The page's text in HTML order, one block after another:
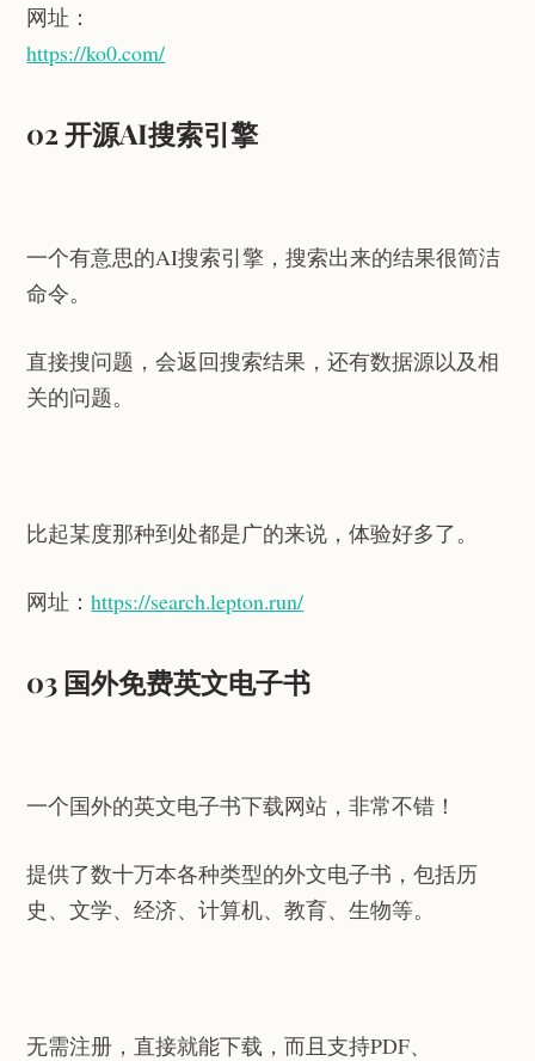
网址：
https://ko0.com/
02 开源AI搜索引擎
一个有意思的AI搜索引擎，搜索出来的结果很简洁
命令。
直接搜问题，会返回搜索结果，还有数据源以及相
关的问题。
比起某度那种到处都是广的来说，体验好多了。
网址：https://search.lepton.run/
03 国外免费英文电子书
一个国外的英文电子书下载网站，非常不错！
提供了数十万本各种类型的外文电子书，包括历
史、文学、经济、计算机、教育、生物等。
无需注册，直接就能下载，而且支持PDF、